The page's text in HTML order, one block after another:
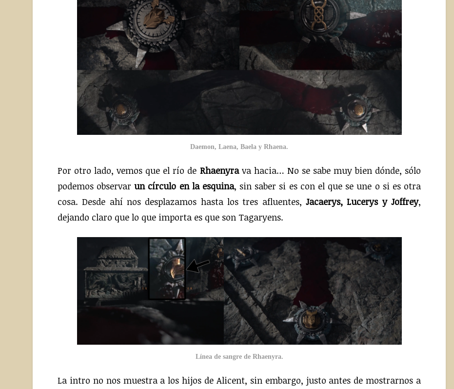
Daemon, Laena, Baela y Rhaena.
Por otro lado, vemos que el río de Rhaenyrava hacia… No se sabe muy bien dónde, sólo
podemos observarun círculo en la esquina, sin saber si es con el que se une o si es otra
cosa. Desde ahí nos desplazamos hasta los tres afluentes,Jacaerys, Lucerys y Joffrey,
dejando claro que lo que importa es que son Tagaryens.
Línea de sangre de Rhaenyra.
La intro no nos muestra a los hijos de Alicent, sin embargo, justo antes de mostrarnos a